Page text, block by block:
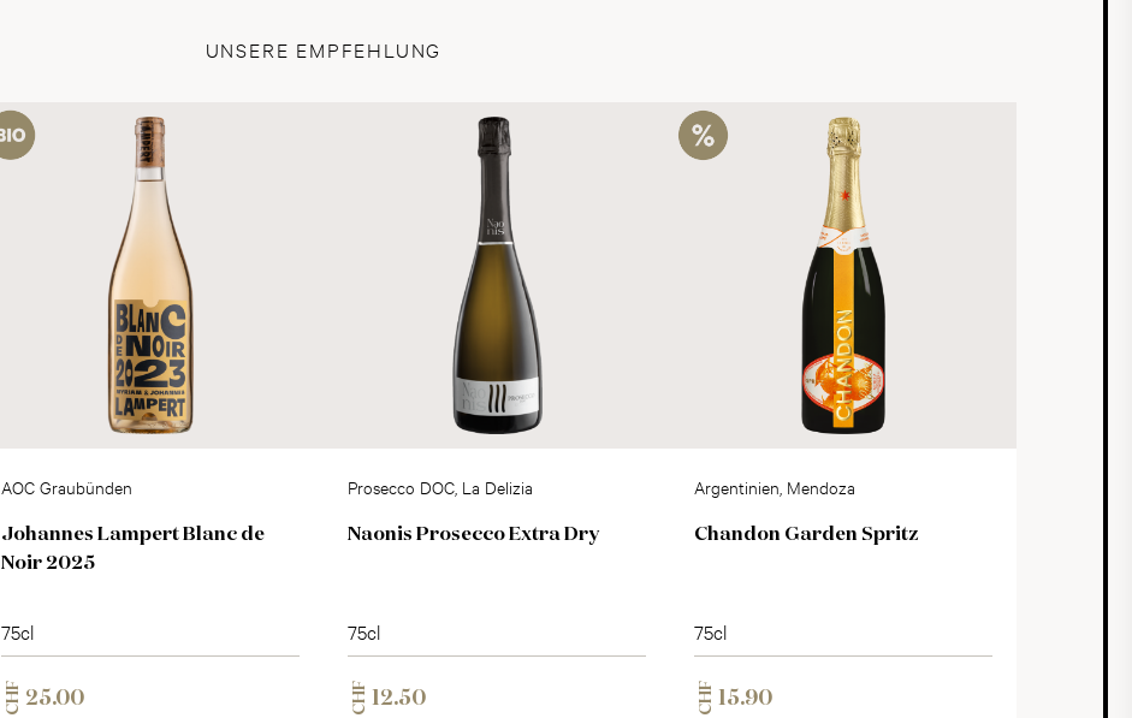
UNSERE EMPFEHLUNG
AOC Graubünden
Johannes Lampert Blanc de
Noir 2025
75cl
CHF 25.00
Prosecco DOC, La Delizia
Naonis Prosecco Extra Dry
75cl
CHF 12.50
Argentinien, Mendoza
Chandon Garden Spritz
75cl
CHF 15.90